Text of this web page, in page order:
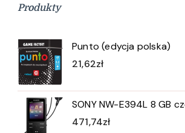
Produkty
Punto (edycja polska)
21,62zł
SONY NW-E394L 8 GB
471,74zł